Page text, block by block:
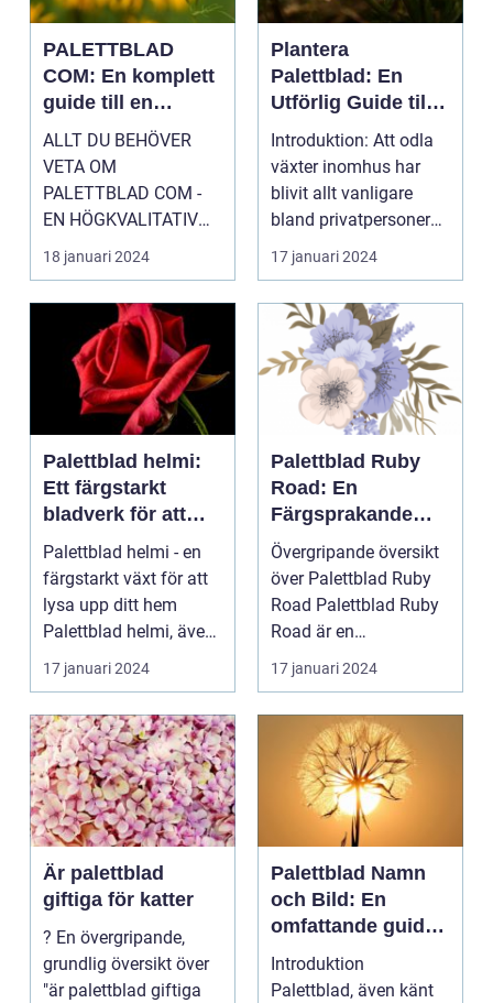
PALETTBLAD
COM: En komplett
guide till en
trendig
inomhusväxt
ALLT DU BEHÖVER
VETA OM
PALETTBLAD COM -
EN HÖGKVALITATIV
ÖVERSIKT Introduktion
Palettblad com, ell...
18 januari 2024
Plantera
Palettblad: En
Utförlig Guide till
Populära
Inomhusväxter
Introduktion: Att odla
växter inomhus har
blivit allt vanligare
bland privatpersoner
för att skapa e...
17 januari 2024
Palettblad helmi:
Ett färgstarkt
bladverk för att
lysa upp ditt hem
Palettblad helmi - en
färgstarkt växt för att
lysa upp ditt hem
Palettblad helmi, även
känt som col...
17 januari 2024
Palettblad Ruby
Road: En
Färgsprakande
Favorit för
Hemmet
Övergripande översikt
över Palettblad Ruby
Road Palettblad Ruby
Road är en
prydnadsväxt som har
bli...
17 januari 2024
Är palettblad
giftiga för katter
? En övergripande,
grundlig översikt över
"är palettblad giftiga
Palettblad Namn
och Bild: En
omfattande guide
för
trädgårdsälskare
Introduktion
Palettblad, även känt